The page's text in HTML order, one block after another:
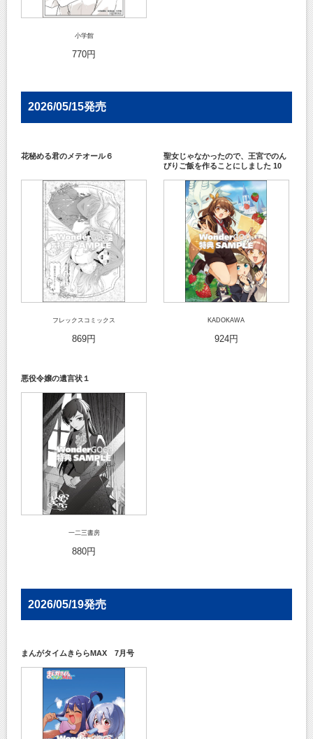
小学館
770円
2026/05/15発売
花秘める君のメテオール６
フレックスコミックス
869円
聖女じゃなかったので、王宮でのん
びりご飯を作ることにしました 10
KADOKAWA
924円
悪役令嬢の遺言状１
一二三書房
880円
2026/05/19発売
まんがタイムきららMAX 7月号